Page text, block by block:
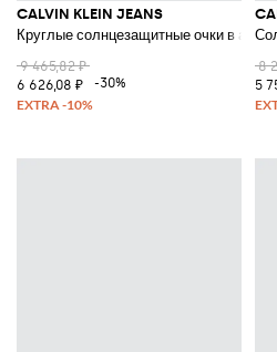
CALVIN KLEIN JEANS
Круглые солнцезащитные очки в
9 465,82 ₽
6 626,08 ₽
-30%
8
5